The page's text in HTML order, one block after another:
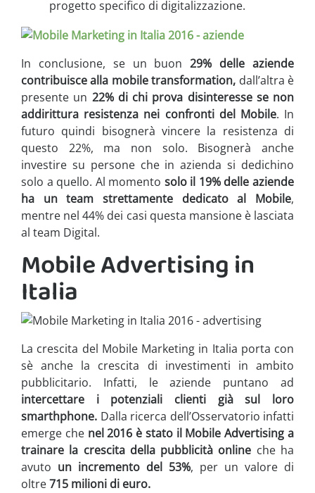
progetto specifico di digitalizzazione.
In conclusione, se un buon29% delle aziende
contribuisce alla mobile transformation, dall’altra è
presente un 22% di chi prova disinteresse se non
addirittura resistenza nei confronti del Mobile. In
futuro quindi bisognerà vincere la resistenza di
questo 22%, ma non solo. Bisognerà anche
investire su persone che in azienda si dedichino
solo a quello. Al momento solo il 19% delle aziende
ha un team strettamente dedicato al Mobile,
mentre nel 44% dei casi questa mansione è lasciata
al team Digital.
Mobile Advertising in
Italia
La crescita del Mobile Marketing in Italia porta con
sè anche la crescita di investimenti in ambito
pubblicitario. Infatti, le aziende puntano ad
intercettare i potenziali clienti già sul loro
smarthphone. Dalla ricerca dell’Osservatorio infatti
emerge che nel 2016 è stato il Mobile Advertising a
trainare la crescita della pubblicità online che ha
avuto un incremento del 53%, per un valore di
oltre715 milioni di euro.